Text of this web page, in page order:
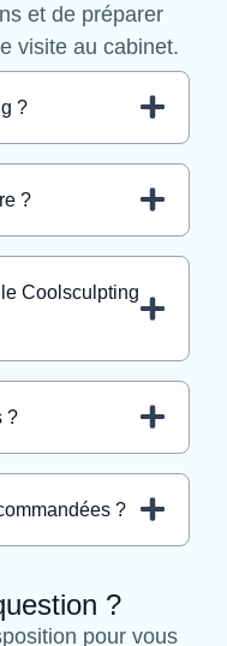
et de préparer
visite au cabinet.
?
?
Coolsculpting
?
?
?
pour vous